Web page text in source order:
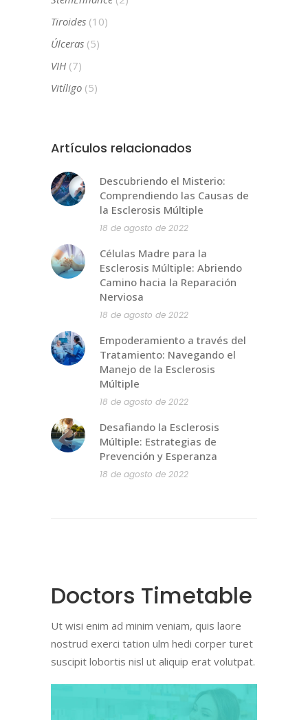
Tiroides (10)
Úlceras (5)
VIH (7)
Vitíligo (5)
Artículos relacionados
Descubriendo el Misterio:
Comprendiendo las Causas de
la Esclerosis Múltiple
18 de agosto de 2022
Células Madre para la
Esclerosis Múltiple: Abriendo
Camino hacia la Reparación
Nerviosa
18 de agosto de 2022
Empoderamiento a través del
Tratamiento: Navegando el
Manejo de la Esclerosis
Múltiple
18 de agosto de 2022
Desafiando la Esclerosis
Múltiple: Estrategias de
Prevención y Esperanza
18 de agosto de 2022
Doctors Timetable
Ut wisi enim ad minim veniam, quis laore
nostrud exerci tation ulm hedi corper turet
suscipit lobortis nisl ut aliquip erat volutpat.